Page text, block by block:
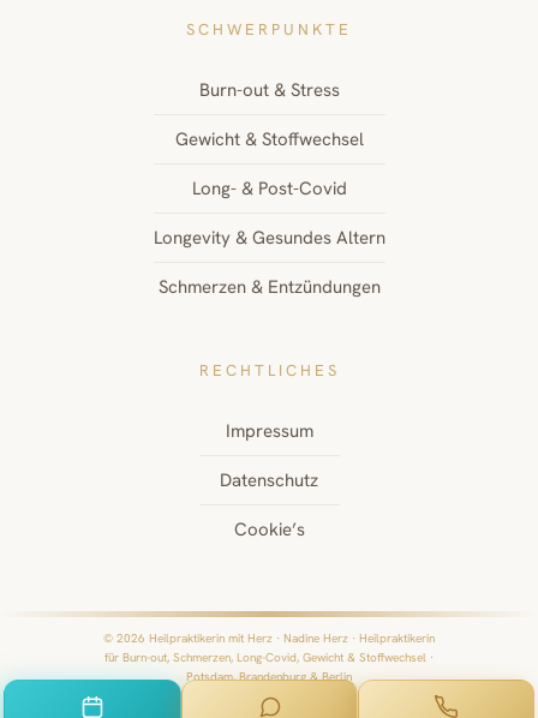
SCHWERPUNKTE
Burn-out & Stress
Gewicht & Stoffwechsel
Long- & Post-Covid
Longevity & Gesundes Altern
Schmerzen & Entzündungen
RECHTLICHES
Impressum
Datenschutz
Cookie’s
© 2026 Heilpraktikerin mit Herz · Nadine Herz · Heilpraktikerin
für Burn-out, Schmerzen, Long-Covid, Gewicht & Stoffwechsel ·
Potsdam, Brandenburg & Berlin